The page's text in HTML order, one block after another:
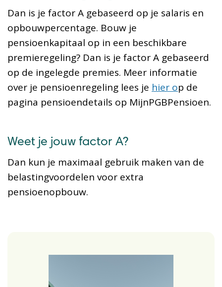
Dan is je factor A gebaseerd op je salaris en
opbouwpercentage. Bouw je
pensioenkapitaal op in een beschikbare
premieregeling? Dan is je factor A gebaseerd
op de ingelegde premies. Meer informatie
over je pensioenregeling lees je hier op de
pagina pensioendetails op MijnPGBPensioen.
Weet je jouw factor A?
Dan kun je maximaal gebruik maken van de
belastingvoordelen voor extra
pensioenopbouw.